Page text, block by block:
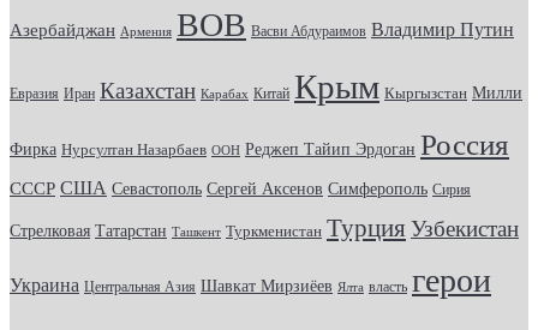
Азербайджан Армения ВОВ Васви Абдураимов Владимир Путин
Евразия Иран Казахстан Карабах Китай Крым Кыргызстан Милли
Фирка Нурсултан Назарбаев ООН Реджеп Тайип Эрдоган Россия
СССР США Севастополь Сергей Аксенов Симферополь Сирия
Стрелковая Татарстан Ташкент Туркменистан Турция Узбекистан
Украина Центральная Азия Шавкат Мирзиёев Ялта власть герои